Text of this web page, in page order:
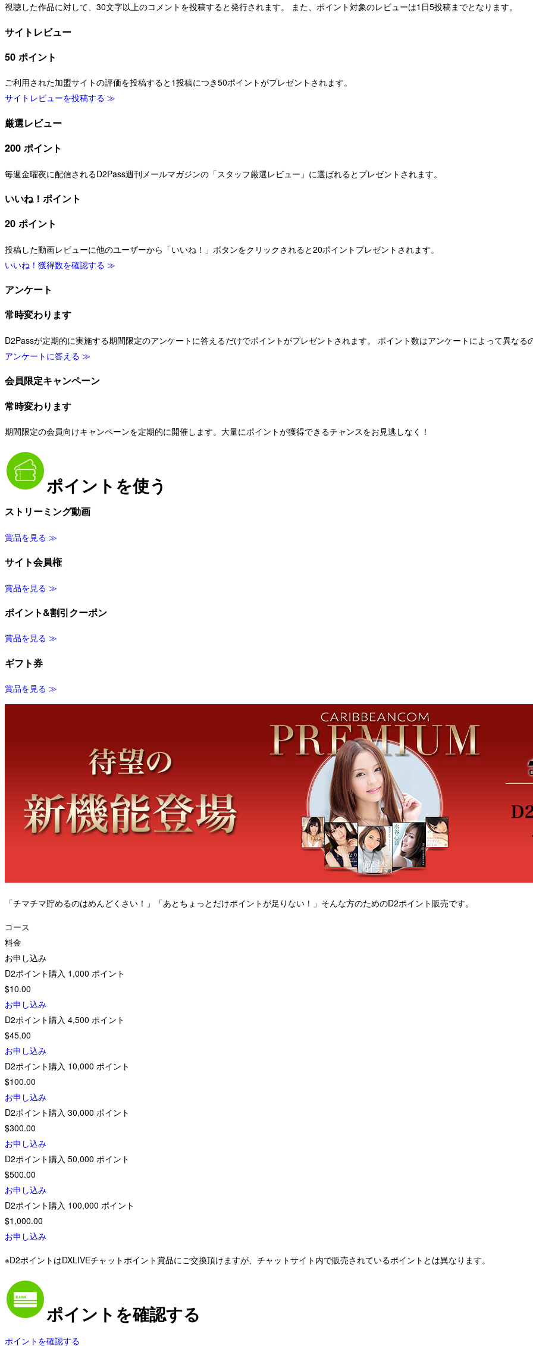
視聴した作品に対して、30文字以上のコメントを投稿すると発行されます。 また、ポイント対象のレビューは1日5投稿までとなります。
サイトレビュー
50 ポイント
ご利用された加盟サイトの評価を投稿すると1投稿につき50ポイントがプレゼントされます。
サイトレビューを投稿する ≫
厳選レビュー
200 ポイント
毎週金曜夜に配信されるD2Pass週刊メールマガジンの「スタッフ厳選レビュー」に選ばれるとプレゼントされます。
いいね！ポイント
20 ポイント
投稿した動画レビューに他のユーザーから「いいね！」ボタンをクリックされると20ポイントプレゼントされます。
いいね！獲得数を確認する ≫
アンケート
常時変わります
D2Passが定期的に実施する期間限定のアンケートに答えるだけでポイントがプレゼントされます。 ポイント数はアンケートによって異なる
アンケートに答える ≫
会員限定キャンペーン
常時変わります
期間限定の会員向けキャンペーンを定期的に開催します。大量にポイントが獲得できるチャンスをお見逃しなく！
ポイントを使う
ストリーミング動画
賞品を見る ≫
サイト会員権
賞品を見る ≫
ポイント&割引クーポン
賞品を見る ≫
ギフト券
賞品を見る ≫
「チマチマ貯めるのはめんどくさい！」「あとちょっとだけポイントが足りない！」そんな方のためのD2ポイント販売です。
コース
料金
お申し込み
D2ポイント購入 1,000 ポイント
$10.00
お申し込み
D2ポイント購入 4,500 ポイント
$45.00
お申し込み
D2ポイント購入 10,000 ポイント
$100.00
お申し込み
D2ポイント購入 30,000 ポイント
$300.00
お申し込み
D2ポイント購入 50,000 ポイント
$500.00
お申し込み
D2ポイント購入 100,000 ポイント
$1,000.00
お申し込み
※D2ポイントはDXLIVEチャットポイント賞品にご交換頂けますが、チャットサイト内で販売されているポイントとは異なります。
ポイントを確認する
ポイントを確認する